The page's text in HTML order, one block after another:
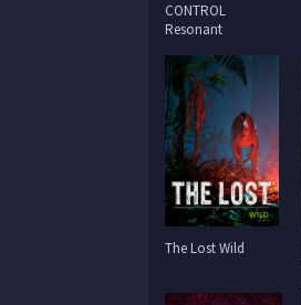
CONTROL
Resonant
The Lost Wild